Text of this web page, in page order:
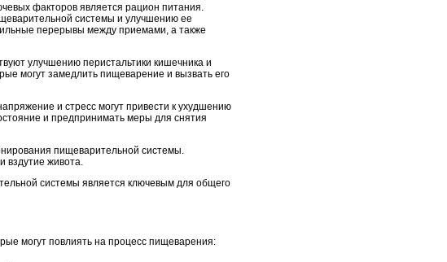
факторов является рацион питания.
системы и улучшению ее
перерывы между приемами, а также
улучшению перистальтики кишечника и
могут замедлить пищеварение и вызвать его
и стресс могут привести к ухудшению
и предпринимать меры для снятия
пищеварительной системы.
живота.
системы является ключевым для общего
могут повлиять на процесс пищеварения: